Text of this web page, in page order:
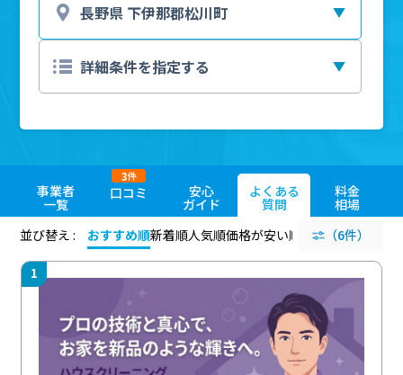
事業者
一覧
口コミ
3件
安心
ガイド
よくある
質問
料金
相場
並び替え :
おすすめ順新着順人気順価格が安い順 評価が高い順
（6件）
1